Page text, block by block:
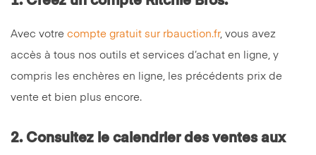
Avec votre compte gratuit sur rbauction.fr, vous avez
accès à tous nos outils et services d’achat en ligne, y
compris les enchères en ligne, les précédents prix de
vente et bien plus encore.
2. Consultez le calendrier des ventes aux